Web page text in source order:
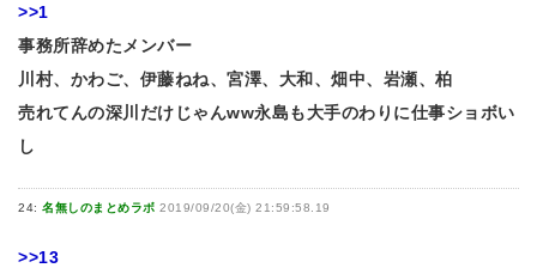
>>1
事務所辞めたメンバー
川村、かわご、伊藤ねね、宮澤、大和、畑中、岩瀬、柏
売れてんの深川だけじゃんww永島も大手のわりに仕事ショボい
し
24: 名無しのまとめラボ 2019/09/20(金) 21:59:58.19
>>13